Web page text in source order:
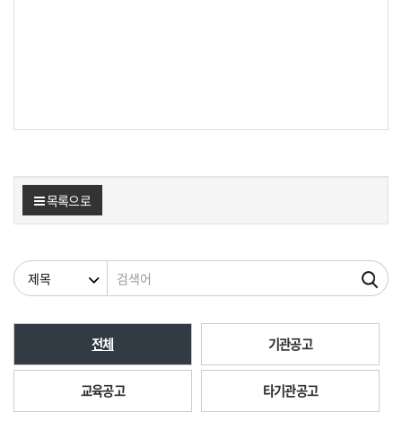
목록으로
검색조건 검색어
전체 기관공고
교육공고 타기관공고